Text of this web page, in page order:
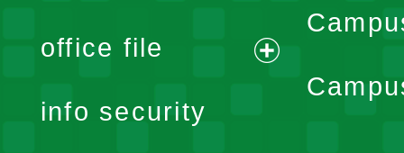
office file
expand
info security